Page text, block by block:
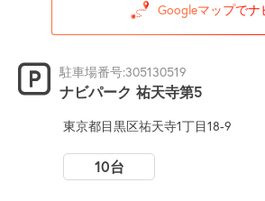
Googleマップでナ
駐車場番号:305130519
ナビパーク 祐天寺第5
東京都目黒区祐天寺1丁目18-9
10台